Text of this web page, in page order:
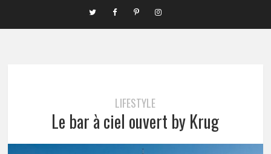
LIFESTYLE
Le bar à ciel ouvert by Krug